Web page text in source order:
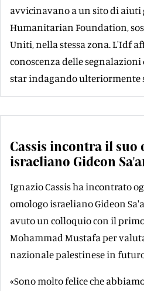
avvicinavano a un sito di aiuti
Humanitarian Foundation,
Uniti, nella stessa zona. L'Idf
conoscenza delle
star indagando ulteriormente
Cassis incontra il suo
israeliano Gideon
Ignazio Cassis ha incontrato
omologo israeliano Gideon
avuto un colloquio con il
Mohammad Mustafa per
nazionale palestinese in
«Sono molto felice che